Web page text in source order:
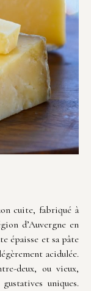
cuite, fabriqué à
d’Auvergne en
épaisse et sa pâte
acidulée.
deux, ou vieux,
uniques.